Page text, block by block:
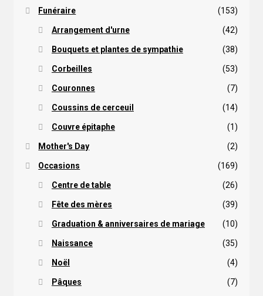
Funéraire (153)
Arrangement d'urne (42)
Bouquets et plantes de sympathie (38)
Corbeilles (53)
Couronnes (7)
Coussins de cerceuil (14)
Couvre épitaphe (1)
Mother's Day (2)
Occasions (169)
Centre de table (26)
Fête des mères (39)
Graduation & anniversaires de mariage (10)
Naissance (35)
Noël (4)
Pâques (7)